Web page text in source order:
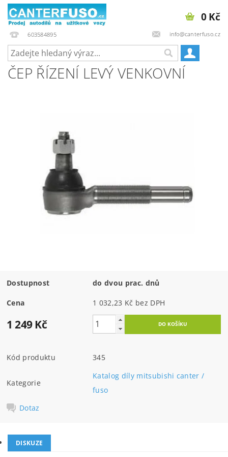
603584895 info@canterfuso.cz
0 Kč
ČEP ŘÍZENÍ LEVÝ VENKOVNÍ
Dostupnost do dvou prac. dnů
Cena 1 032,23 Kč bez DPH
1 249 Kč
Kód produktu 345
Kategorie
Katalog díly mitsubishi canter /
fuso
Dotaz
DISKUZE